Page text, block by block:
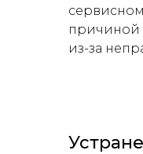
причиной
из-за